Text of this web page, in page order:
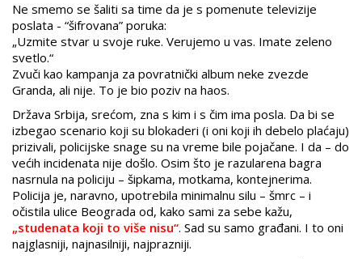
Ne smemo se šaliti sa time da je s pomenute televizije
poslata - “šifrovana” poruka:
„Uzmite stvar u svoje ruke. Verujemo u vas. Imate zeleno
svetlo.“
Zvuči kao kampanja za povratnički album neke zvezde
Granda, ali nije. To je bio poziv na haos.
Država Srbija, srećom, zna s kim i s čim ima posla. Da bi se
izbegao scenario koji su blokaderi (i oni koji ih debelo plaćaju)
prizivali, policijske snage su na vreme bile pojačane. I da – do
većih incidenata nije došlo. Osim što je razularena bagra
nasrnula na policiju – šipkama, motkama, kontejnerima.
Policija je, naravno, upotrebila minimalnu silu – šmrc – i
očistila ulice Beograda od, kako sami za sebe kažu,
„studenata koji to više nisu“. Sad su samo građani. I to oni
najglasniji, najnasilniji, najprazniji.